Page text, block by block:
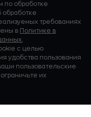
по обработке
требованиях
в Политике в
с целью
удобства пользования
пользовательские
их